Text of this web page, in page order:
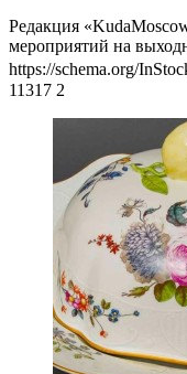
Редакция
мероприятий на
https://schema.org/
11317 2